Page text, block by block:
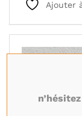
Ajouter